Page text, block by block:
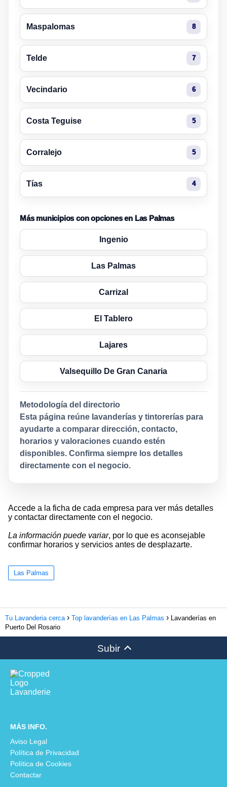
Maspalomas 8
Telde 7
Vecindario 6
Costa Teguise 5
Corralejo 5
Tías 4
Más municipios con opciones en Las Palmas
Ingenio
Las Palmas
Carrizal
El Tablero
Lajares
Valsequillo De Gran Canaria
Metodología del directorio
Esta página reúne lavanderías y tintorerías para
ayudarte a comparar dirección, contacto,
horarios y valoraciones cuando estén
disponibles. Confirma siempre los detalles
directamente con el negocio.
Accede a la ficha de cada empresa para ver más detalles
y contactar directamente con el negocio.
La información puede variar, por lo que es aconsejable
confirmar horarios y servicios antes de desplazarte.
Las Palmas
Tu Lavanderia cerca Top lavanderías en Las Palmas
Lavanderías en
Puerto Del Rosario
Subir
MÁS INFO.
Aviso Legal
Política de Privacidad
Política de Cookies
Contactar